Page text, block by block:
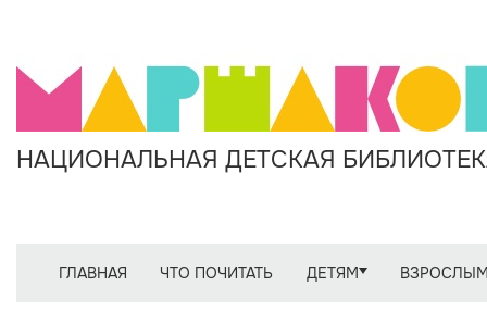
НАЦИОНАЛЬНАЯ ДЕТСКАЯ
ГЛАВНАЯ ЧТО ПОЧИТАТЬ ДЕТЯМ